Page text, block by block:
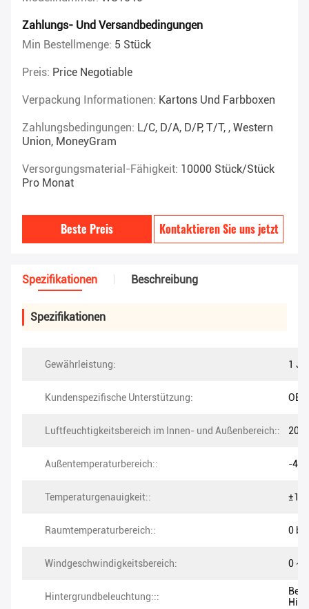
Zahlungs- Und Versandbedingungen
Min Bestellmenge: 5 Stück
Preis: Price Negotiable
Verpackung Informationen: Kartons Und Farbboxen
Zahlungsbedingungen: L/C, D/A, D/P, T/T, , Western
Union, MoneyGram
Versorgungsmaterial-Fähigkeit: 10000 Stück/Stück
Pro Monat
Beste Preis Kontaktieren Sie uns jetzt
Spezifikationen Beschreibung
Spezifikationen
Gewährleistung: 1
Kundenspezifische Unterstützung:
Luftfeuchtigkeitsbereich im Innen- und Außenbereich:: 20%
Außentemperaturbereich:: -40
Temperaturgenauigkeit::
Raumtemperaturbereich:: 0
Windgeschwindigkeitsbereich: 0 ~
Hintergrundbeleuchtung:::